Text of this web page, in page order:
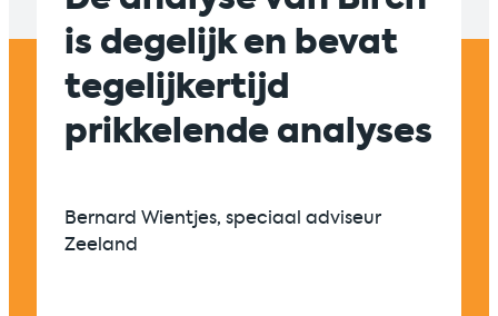
is degelijk en bevat
tegelijkertijd
prikkelende analyses
Bernard Wientjes, speciaal adviseur
Zeeland